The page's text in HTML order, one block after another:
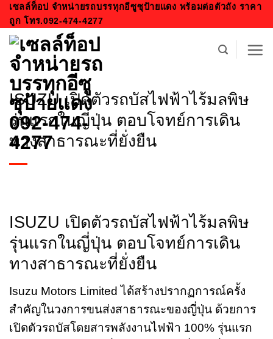
ข้าม
ไป
ยัง
เนื้อหา
เซลล์ท็อป จำหน่ายรถบรรทุกอีซูซุป้ายแดง พร้อมต่อตัวถัง ราคา
ถูก โทร.092-474-4277
ISUZU เปิดตัวรถบัสไฟฟ้าไร้มลพิษ
รุ่นแรกในญี่ปุ่น ตอบโจทย์การเดิน
ทางสาธารณะที่ยั่งยืน
ISUZU เปิดตัวรถบัสไฟฟ้าไร้มลพิษ
รุ่นแรกในญี่ปุ่น ตอบโจทย์การเดิน
ทางสาธารณะที่ยั่งยืน
Isuzu Motors Limited ได้สร้างปรากฏการณ์ครั้ง
สำคัญในวงการขนส่งสาธารณะของญี่ปุ่น ด้วยการ
เปิดตัวรถบัสโดยสารพลังงานไฟฟ้า 100% รุ่นแรก